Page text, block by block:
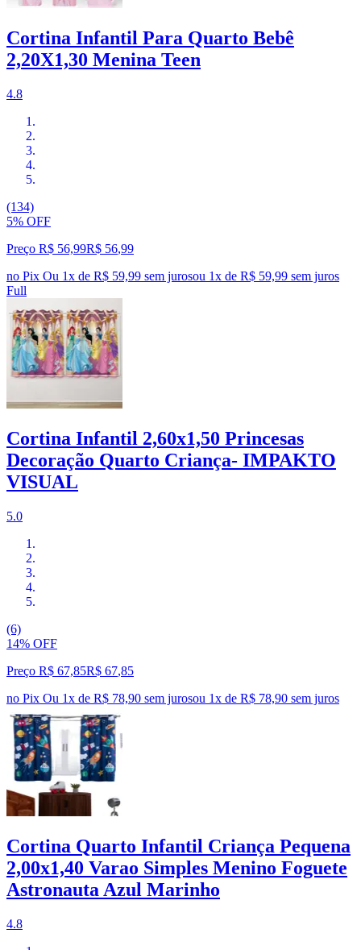
Cortina Infantil Para Quarto Bebê
2,20X1,30 Menina Teen
4.8
(134)
5% OFF
Preço R$ 56,99R$ 56,99
no Pix Ou 1x de R$ 59,99 sem jurosou 1x de R$ 59,99 sem juros
Full
Cortina Infantil 2,60x1,50 Princesas
Decoração Quarto Criança- IMPAKTO
VISUAL
5.0
(6)
14% OFF
Preço R$ 67,85R$ 67,85
no Pix Ou 1x de R$ 78,90 sem jurosou 1x de R$ 78,90 sem juros
Cortina Quarto Infantil Criança Pequena
2,00x1,40 Varao Simples Menino Foguete
Astronauta Azul Marinho
4.8